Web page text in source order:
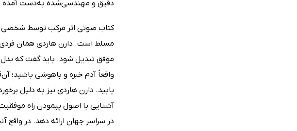
دقیق و مهندسی‌شده به‌دست
کتاب صوتی اثر مرکب توسط شخصی
مسلط است. دارن هاردی همان
موفق تبدیل شود. باید گفت که بدل
واقعاً آدم خبره و باهوشی
یابید. دارن هاردی نیز به دلیل
آشنایی با اصول پیمودن راه
در سراسر جهان ارائه دهد. در